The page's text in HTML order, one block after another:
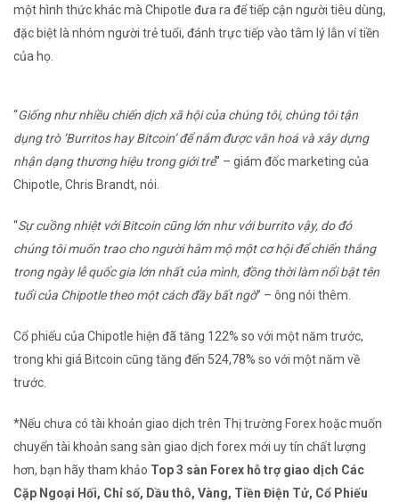
một hình thức khác mà Chipotle đưa ra để tiếp cận người tiêu dùng,
đặc biệt là nhóm người trẻ tuổi, đánh trực tiếp vào tâm lý lẫn ví tiền
của họ.
“Giống như nhiều chiến dịch xã hội của chúng tôi, chúng tôi tận
dụng trò ‘Burritos hay Bitcoin’ để nắm được văn hoá và xây dựng
nhận dạng thương hiệu trong giới trẻ” – giám đốc marketing của
Chipotle, Chris Brandt, nói.
“Sự cuồng nhiệt với Bitcoin cũng lớn như với burrito vậy, do đó
chúng tôi muốn trao cho người hâm mộ một cơ hội để chiến thắng
trong ngày lễ quốc gia lớn nhất của mình, đồng thời làm nổi bật tên
tuổi của Chipotle theo một cách đầy bất ngờ” – ông nói thêm.
Cổ phiếu của Chipotle hiện đã tăng 122% so với một năm trước,
trong khi giá Bitcoin cũng tăng đến 524,78% so với một năm về
trước.
*Nếu chưa có tài khoản giao dịch trên Thị trường Forex hoặc muốn
chuyển tài khoản sang sàn giao dịch forex mới uy tín chất lượng
hơn, bạn hãy tham khảo Top 3 sàn Forex hỗ trợ giao dịch Các
Cặp Ngoại Hối, Chỉ số, Dầu thô, Vàng, Tiền Điện Tử, Cổ Phiếu